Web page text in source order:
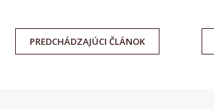
PREDCHÁDZAJÚCIČLÁNOK